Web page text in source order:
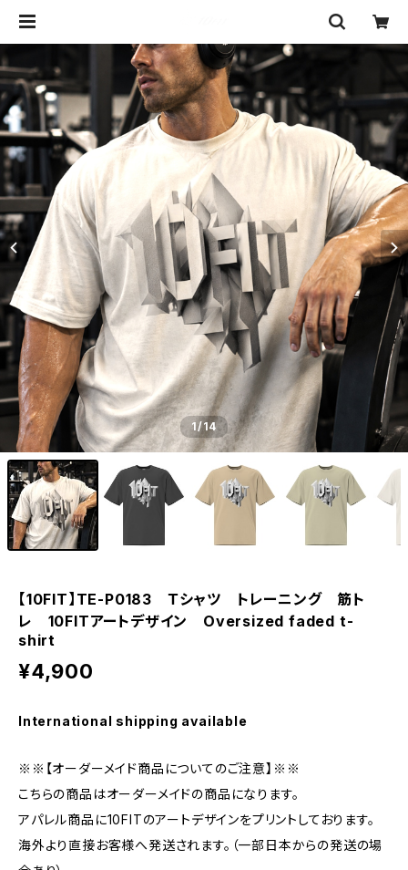
1/14
【10FIT】TE-P0183 Ｔシャツ トレーニング 筋ト
レ 10FITアートデザイン Oversized faded t-
shirt
¥4,900
International shipping available
※※【オーダーメイド商品についてのご注意】※※
こちらの商品はオーダーメイドの商品になります。
アパレル商品に10FITのアートデザインをプリントしております。
海外より直接お客様へ発送されます。（一部日本からの発送の場